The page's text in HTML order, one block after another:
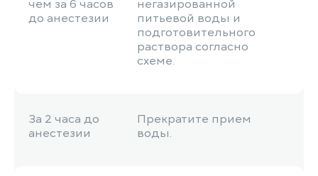
чем за 6 часов
до анестезии
негазированной
питьевой воды и
подготовительного
раствора согласно
схеме.
За 2 часа до
анестезии
Прекратите прием
воды.